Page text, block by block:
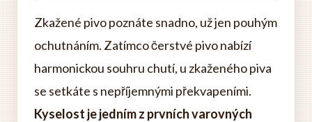
Zkažené pivo poznáte snadno, už jen pouhým
ochutnáním. Zatímco čerstvé pivo nabízí
harmonickou souhru chutí, u zkaženého piva
se setkáte s nepříjemnými překvapeními.
Kyselost je jedním z prvních varovných